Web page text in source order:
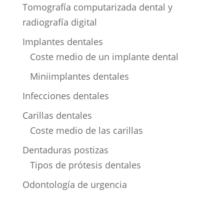
Tomografía computarizada dental y
radiografía digital
Implantes dentales
Coste medio de un implante dental
Miniimplantes dentales
Infecciones dentales
Carillas dentales
Coste medio de las carillas
Dentaduras postizas
Tipos de prótesis dentales
Odontología de urgencia